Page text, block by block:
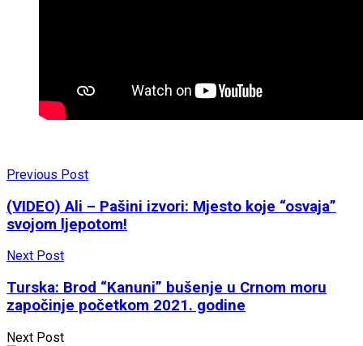
Previous Post
(VIDEO) Ali – Pašini izvori: Mjesto koje “osvaja”
svojom ljepotom!
Next Post
Turska: Brod “Kanuni” bušenje u Crnom moru
započinje početkom 2021. godine
Next Post